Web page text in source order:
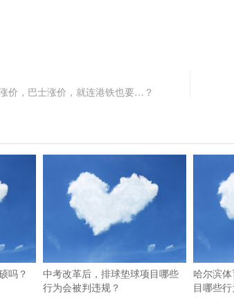
价，巴士涨价，就连港铁也要…？
吗？
中考改革后，排球垫球项目哪些
行为会被判违规？
哈尔滨
目哪些